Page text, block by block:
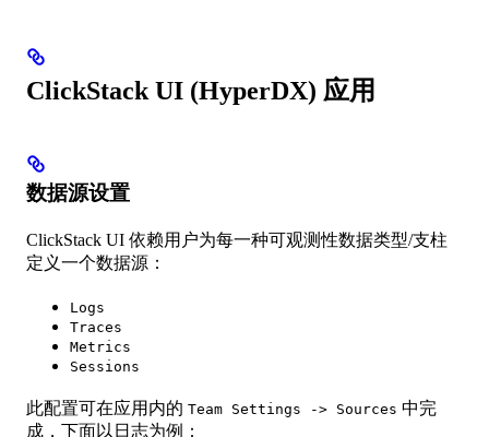
ClickStack UI (HyperDX) 应用
数据源设置
ClickStack UI 依赖用户为每一种可观测性数据类型/支柱
定义一个数据源：
Logs
Traces
Metrics
Sessions
此配置可在应用内的 Team Settings -> Sources 中完
成，下面以日志为例：